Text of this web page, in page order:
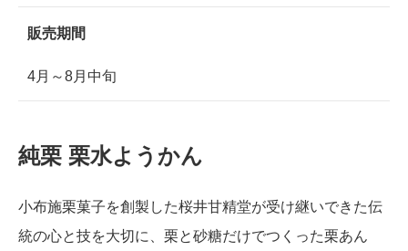
販売期間
4月～8月中旬
純栗 栗水ようかん
小布施栗菓子を創製した桜井甘精堂が受け継いできた伝
統の心と技を大切に、栗と砂糖だけでつくった栗あん